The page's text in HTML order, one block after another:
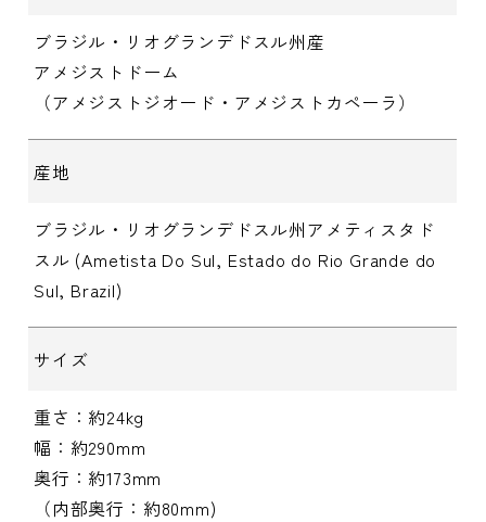
ブラジル・リオグランデドスル州産
アメジストドーム
（アメジストジオード・アメジストカペーラ）
産地
ブラジル・リオグランデドスル州アメティスタド
スル (Ametista Do Sul, Estado do Rio Grande do
Sul, Brazil)
サイズ
重さ：約24kg
幅：約290mm
奥行：約173mm
（内部奥行：約80mm)